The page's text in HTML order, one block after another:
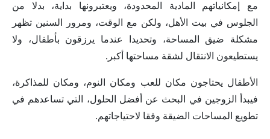
مع إمكانياتهم المادية المحدودة، ويعتبرونها بداية، بدلا من
الجلوس في بيت الأهل، ولكن مع الوقت، ومرور السنين تظهر
مشكلة ضيق المساحة، وتحديدا عندما يرزقون بأطفال، ولا
يستطيعون الانتقال لشقة مساحتها أكبر.
الأطفال يحتاجون مكان للعب ومكان النوم، ومكان للمذاكرة،
فيبدأ الزوجين في البحث عن أفضل الحلول، التي تساعدهم في
تطويع المساحات الضيقة وفقا لاحتياجاتهم.